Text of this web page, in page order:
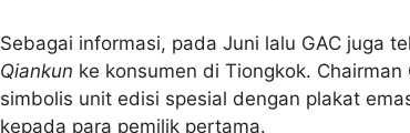
Sebagai informasi, pada Juni lalu GAC juga
Qiankun ke konsumen di Tiongkok.
simbolis unit edisi spesial dengan plakat
kepada para pemilik pertama.